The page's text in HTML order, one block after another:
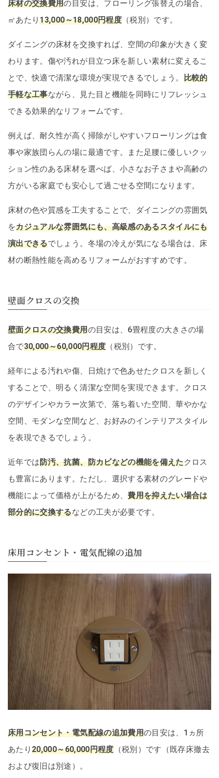
床材の交換費用の目安は、フローリング張替えの場合、
㎡あたり13,000～18,000円程度 （税別）です。
ダイニングの床材を交換すれば、空間の印象が大きく変
わります。傷や汚れが目立つ床を新しい素材に変えるこ
とで、快適で清潔な環境が実現できるでしょう。 比較的
手軽な工事ながら、見た目と機能を同時にリフレッシュ
できる効果的なリフォームです。
例えば、耐久性が高く掃除がしやすいフローリングは食
事や家族団らんの場に最適です。また足腰に優しいクッ
ション性のある床材を選べば、小さなお子さまや高齢の
方がいる家庭でも安心して過ごせる空間になります。
床材の色や質感を工夫することで、ダイニングの雰囲気
をカジュアルな雰囲気にも、高級感のあるスタイルにも
演出できるでしょう。冬場の冷えが気になる場合は、床
材の断熱性能を高めるリフォームがおすすめです。
壁面クロスの交換
壁面クロスの交換費用の目安は、6畳程度の大きさの場
合で30,000～60,000円程度 （税別）です。
経年による汚れや傷、日焼けで色あせたクロスを新しく
することで、明るく清潔な空間を実現できます。クロス
のデザインやカラー次第で、落ち着いた空間、華やかな
空間、モダンな空間など、お好みのインテリアスタイル
を表現できるでしょう。
近年では防汚、抗菌、防カビなどの機能を備えたクロス
も豊富にあります。ただし、選択する素材のグレードや
機能によって価格が上がるため、費用を抑えたい場合は
部分的に交換するなどの工夫が必要です。
床用コンセント・電気配線の追加
床用コンセント・電気配線の追加費用の目安は、1ヵ所
あたり20,000～60,000円程度（税別）です（既存床撤去
および復旧は別途）。